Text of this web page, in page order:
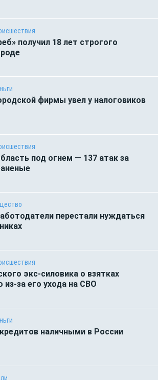
получил 18 лет строгого
фирмы увел у налоговиков
под огнем — 137 атак за
перестали нуждаться
экс-силовика о взятках
из-за его ухода на СВО
наличными в России